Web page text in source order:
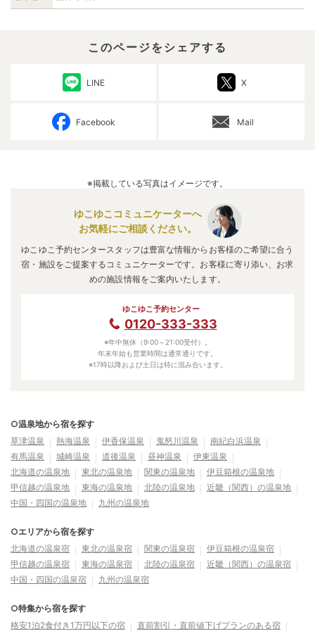
このページをシェアする
LINE X
Facebook Mail
※掲載している写真はイメージです。
ゆこゆこコミュニケーターへ
お気軽にご相談ください。
ゆこゆこ予約センタースタッフは豊富な情報からお客様のご希望に合う
宿・施設をご提案するコミュニケーターです。お客様に寄り添い、お求
めの施設情報をご案内いたします。
ゆこゆこ予約センター
0120-333-333
※年中無休（9:00～21:00受付）。
年末年始も営業時間は通常通りです。
※17時以降および土日は特に混み合います。
○温泉地から宿を探す
草津温泉
熱海温泉 伊香保温泉 鬼怒川温泉
南紀白浜温泉
有馬温泉
城崎温泉 道後温泉 昼神温泉
伊東温泉
北海道の温泉地
東北の温泉地 関東の温泉地
伊豆箱根の温泉地
甲信越の温泉地
東海の温泉地 北陸の温泉地
近畿（関西）の温泉地
中国・四国の温泉地
九州の温泉地
○エリアから宿を探す
北海道の温泉宿
東北の温泉宿 関東の温泉宿
伊豆箱根の温泉宿
甲信越の温泉宿
東海の温泉宿 北陸の温泉宿
近畿（関西）の温泉宿
中国・四国の温泉宿
九州の温泉宿
○特集から宿を探す
格安1泊2食付き1万円以下の宿
直前割引・直前値下げプランのある宿